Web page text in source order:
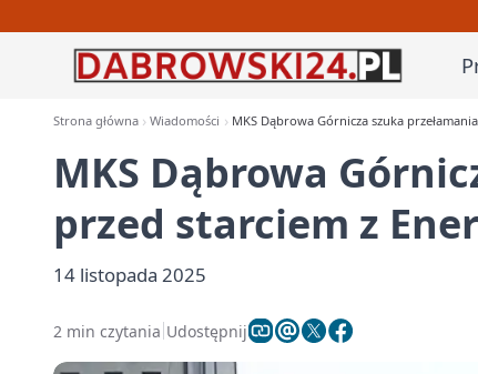
Strona główna Wiadomości MKS Dąbrowa Górnicza szuka
MKS Dąbrowa
przed starciem z
14 listopada 2025
2 min czytania Udostępnij